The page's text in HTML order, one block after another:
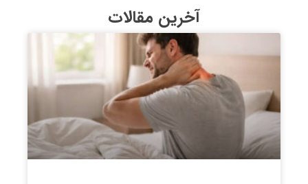
آخرین مقالات